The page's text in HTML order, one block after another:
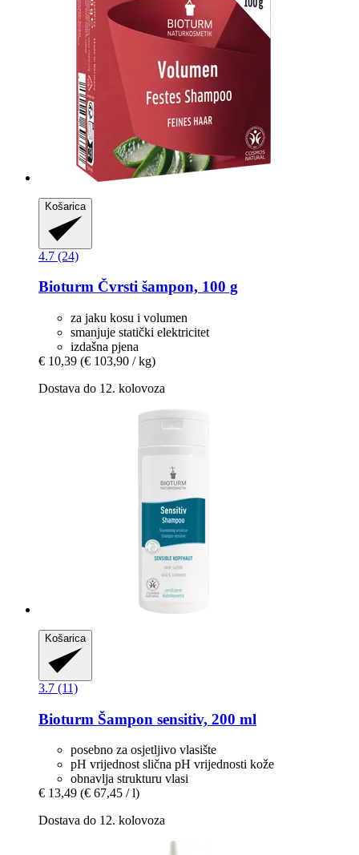
Košarica
4.7 (24)
Bioturm Čvrsti šampon, 100 g
za jaku kosu i volumen
smanjuje statički elektricitet
izdašna pjena
€ 10,39 (€ 103,90 / kg)
Dostava do 12. kolovoza
Košarica
3.7 (11)
Bioturm Šampon sensitiv, 200 ml
posebno za osjetljivo vlasište
pH vrijednost slična pH vrijednosti kože
obnavlja strukturu vlasi
€ 13,49 (€ 67,45 / l)
Dostava do 12. kolovoza